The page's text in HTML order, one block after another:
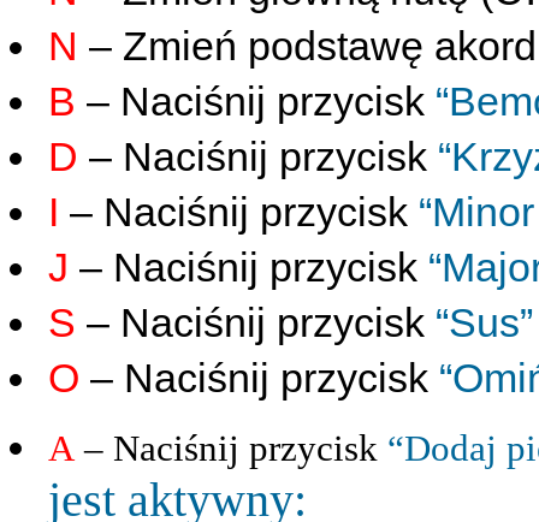
N – Zmień podstawę
B – Naciśnij przycisk
D – Naciśnij przycisk
I – Naciśnij przycisk
J – Naciśnij przycisk
S – Naciśnij przycisk “Sus”
O – Naciśnij przycisk
A– Naciśnij przycisk “Dodaj
jest aktywny: